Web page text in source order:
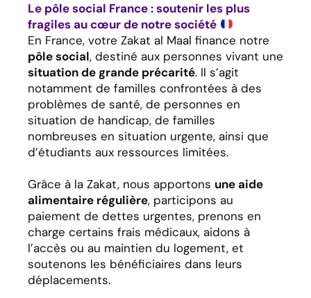
Le pôle social France : soutenir les plus
fragiles au cœur de notre société
En France, votre Zakat al Maal finance notre
pôle social, destiné aux personnes vivant une
situation de grande précarité. Il s’agit
notamment de familles confrontées à des
problèmes de santé, de personnes en
situation de handicap, de familles
nombreuses en situation urgente, ainsi que
d’étudiants aux ressources limitées.
Grâce à la Zakat, nous apportons une aide
alimentaire régulière, participons au
paiement de dettes urgentes, prenons en
charge certains frais médicaux, aidons à
l’accès ou au maintien du logement, et
soutenons les bénéficiaires dans leurs
déplacements.